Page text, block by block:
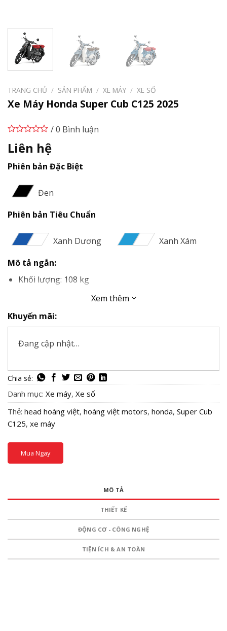
TRANG CHỦ / SẢN PHẨM / XE MÁY / XE SỐ
Xe Máy Honda Super Cub C125 2025
/ 0 Bình luận
Liên hệ
Phiên bản Đặc Biệt
Đen
Phiên bản Tiêu Chuẩn
Xanh Dương
Xanh Xám
Mô tả ngắn:
Khối lượng: 108 kg
Xem thêm
Khuyến mãi:
Đang cập nhật…
Danh mục: Xe máy, Xe số
Thẻ: head hoàng việt, hoàng việt motors, honda, Super Cub
C125, xe máy
Mua Ngay
MÔ TẢ
THIẾT KẾ
ĐỘNG CƠ - CÔNG NGHỆ
TIỆN ÍCH & AN TOÀN